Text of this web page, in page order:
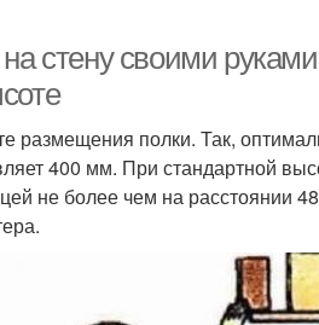
на стену своими
размещения полки. Так,
400 мм. При стандартной
не более чем на расстоянии